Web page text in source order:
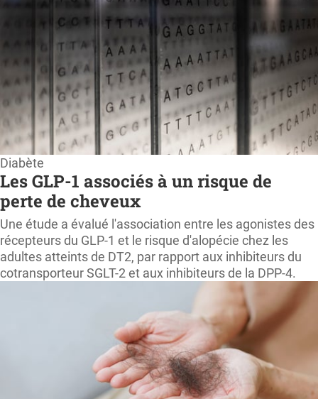
Diabète
Les GLP-1 associés à un risque de
perte de cheveux
Une étude a évalué l'association entre les agonistes des
récepteurs du GLP-1 et le risque d'alopécie chez les
adultes atteints de DT2, par rapport aux inhibiteurs du
cotransporteur SGLT-2 et aux inhibiteurs de la DPP-4.